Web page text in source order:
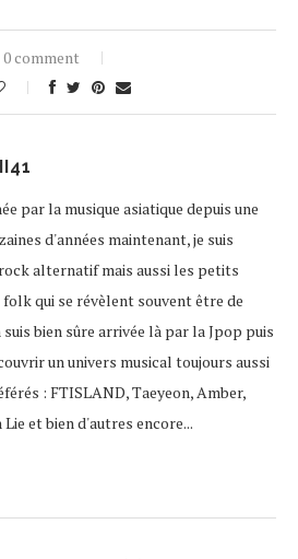
0 comment
par la musique asiatique depuis une
d'années maintenant, je suis
alternatif mais aussi les petits
qui se révèlent souvent être de
bien sûre arrivée là par la Jpop puis
un univers musical toujours aussi
: FTISLAND, Taeyeon, Amber,
Lie et bien d'autres encore...